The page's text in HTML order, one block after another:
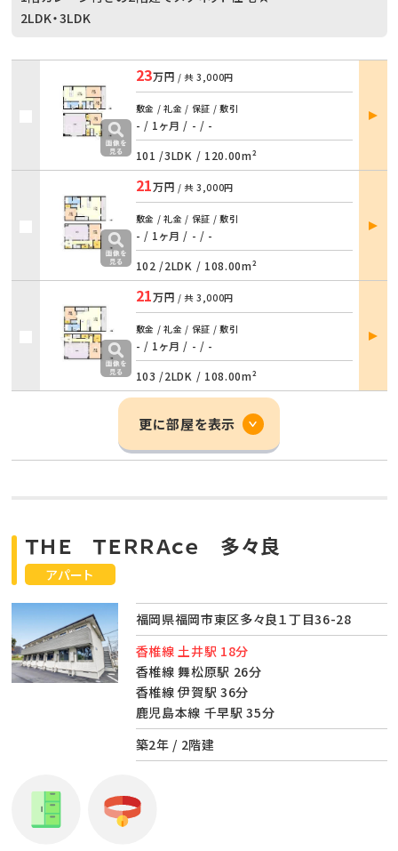
2LDK・3LDK
23万円 / 共 3,000円
敷金 / 礼金 / 保証 / 敷引
- / 1ヶ月 / - / -
101 /3LDK / 120.00m²
部屋
詳細
21万円 / 共 3,000円
敷金 / 礼金 / 保証 / 敷引
- / 1ヶ月 / - / -
102 /2LDK / 108.00m²
部屋
詳細
21万円 / 共 3,000円
敷金 / 礼金 / 保証 / 敷引
- / 1ヶ月 / - / -
103 /2LDK / 108.00m²
部屋
詳細
更に部屋を表示
アパート
ＴＨＥ ＴＥＲＲＡｃｅ 多々良
福岡県福岡市東区多々良１丁目36-28
香椎線 土井駅 18分
香椎線 舞松原駅 26分
香椎線 伊賀駅 36分
鹿児島本線 千早駅 35分
築2年 / 2階建